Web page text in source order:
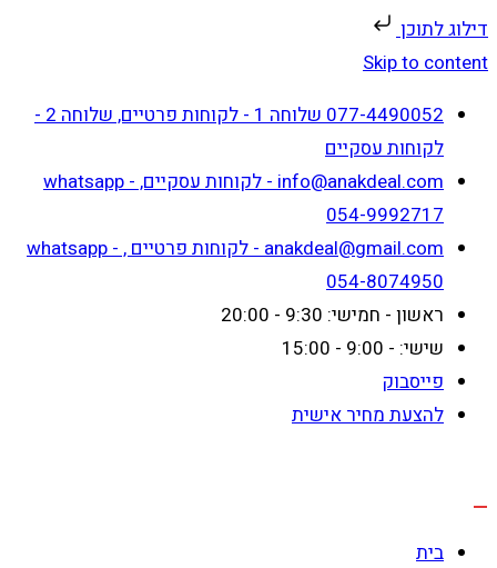
דילוג לתוכן
Skip to content
077-4490052 שלוחה 1 - לקוחות פרטיים, שלוחה 2 -
לקוחות עסקיים
info@anakdeal.com - לקוחות עסקיים, whatsapp -
054-9992717
anakdeal@gmail.com - לקוחות פרטיים , whatsapp -
054-8074950
ראשון - חמישי: 9:30 - 20:00
שישי: - 9:00 - 15:00
פייסבוק
להצעת מחיר אישית
בית